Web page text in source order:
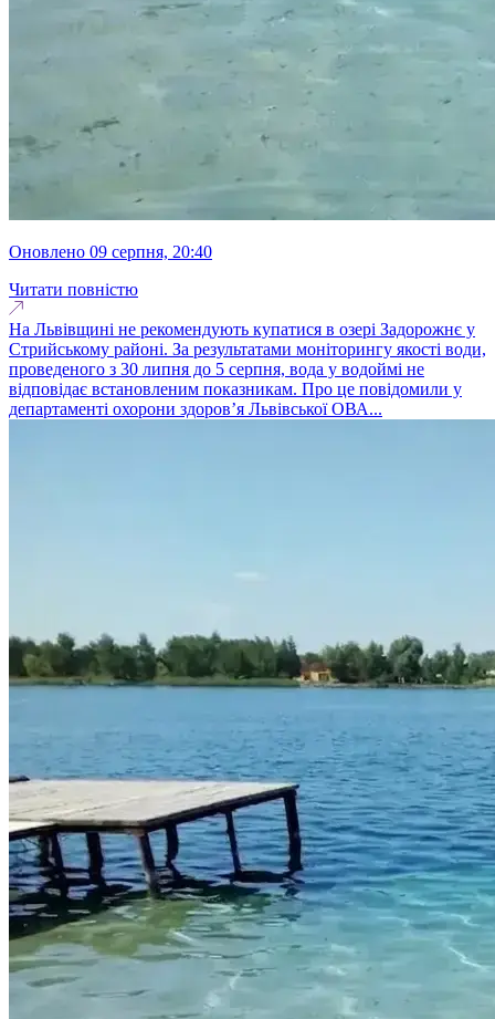
оновлено 09 серпня, 20:40
Читати повністю
На Львівщині не рекомендують купатися в озері Задорожнє у
Стрийському районі. За результатами моніторингу якості води,
проведеного з 30 липня до 5 серпня, вода у водоймі не
відповідає встановленим показникам. Про це повідомили у
департаменті охорони здоров’я Львівської ОВА...